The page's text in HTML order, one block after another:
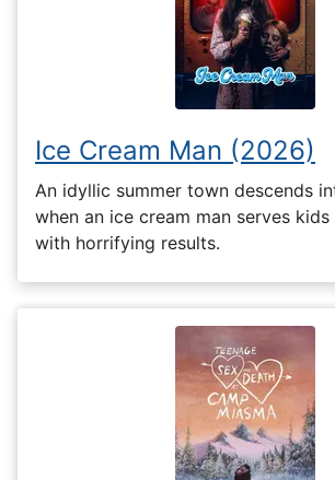
Ice Cream Man (2026)
An idyllic summer town descends
when an ice cream man serves
with horrifying results.